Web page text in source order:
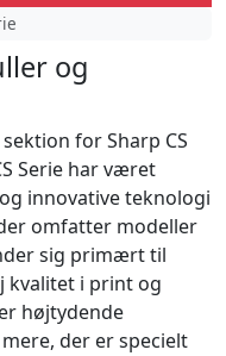
og
for Sharp CS
Serie har været
innovative teknologi
omfatter modeller
sig primært til
kvalitet i print og
højtydende
der er specielt